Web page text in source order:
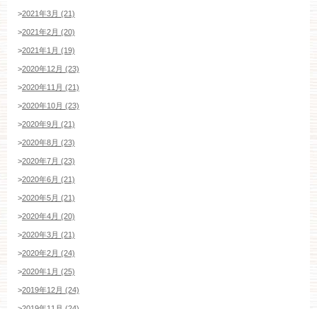
>2021年3月 (21)
>2021年2月 (20)
>2021年1月 (19)
>2020年12月 (23)
>2020年11月 (21)
>2020年10月 (23)
>2020年9月 (21)
>2020年8月 (23)
>2020年7月 (23)
>2020年6月 (21)
>2020年5月 (21)
>2020年4月 (20)
>2020年3月 (21)
>2020年2月 (24)
>2020年1月 (25)
>2019年12月 (24)